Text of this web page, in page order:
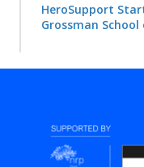
HeroSupport
Grossman